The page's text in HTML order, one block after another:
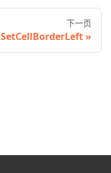
下一页
SetCellBorderLeft